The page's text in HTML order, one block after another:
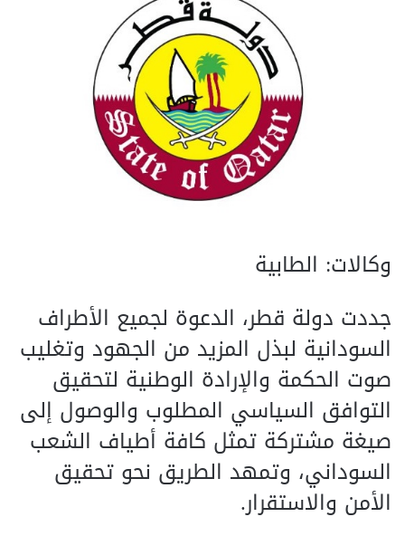
وكالات: الطابية
جددت دولة قطر، الدعوة لجميع الأطراف
السودانية لبذل المزيد من الجهود وتغليب
صوت الحكمة والإرادة الوطنية لتحقيق
التوافق السياسي المطلوب والوصول إلى
صيغة مشتركة تمثل كافة أطياف الشعب
السوداني، وتمهد الطريق نحو تحقيق
الأمن والاستقرار.